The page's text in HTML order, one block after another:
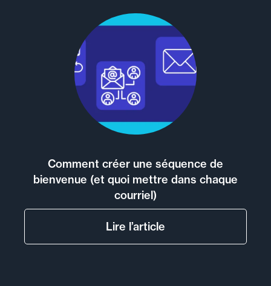
Comment créer une séquence de
bienvenue (et quoi mettre dans chaque
courriel)
Lire l’article